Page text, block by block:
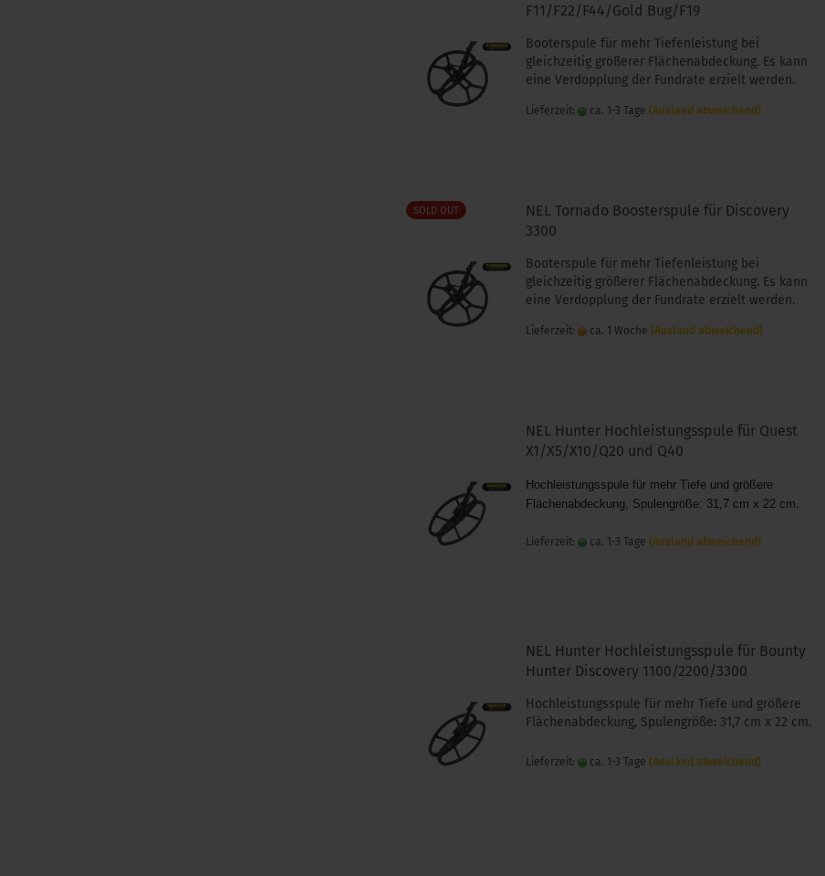
F11/F22/F44/Gold Bug/F19
Booterspule für mehr Tiefenleistung bei
gleichzeitig größerer Flächenabdeckung. Es kann
eine Verdopplung der Fundrate erzielt werden.
Lieferzeit: ca. 1-3 Tage (Ausland abweichend)
SOLD OUT
NEL Tornado Boosterspule für Discovery
3300
Booterspule für mehr Tiefenleistung bei
gleichzeitig größerer Flächenabdeckung. Es kann
eine Verdopplung der Fundrate erzielt werden.
Lieferzeit: ca. 1 Woche (Ausland abweichend)
NEL Hunter Hochleistungsspule für Quest
X1/X5/X10/Q20 und Q40
Hochleistungsspule für mehr Tiefe und größere
Flächenabdeckung, Spulengröße: 31,7 cm x 22 cm.
Lieferzeit: ca. 1-3 Tage (Ausland abweichend)
NEL Hunter Hochleistungsspule für Bounty
Hunter Discovery 1100/2200/3300
Hochleistungsspule für mehr Tiefe und größere
Flächenabdeckung, Spulengröße: 31,7 cm x 22 cm.
Lieferzeit: ca. 1-3 Tage (Ausland abweichend)